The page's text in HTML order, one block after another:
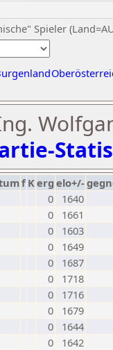
Spieler
f Kerg elo+/-
0
1640
0
1661
0
1603
0
1649
0
1687
0
1718
0
1716
0
1679
0
1644
0
1642